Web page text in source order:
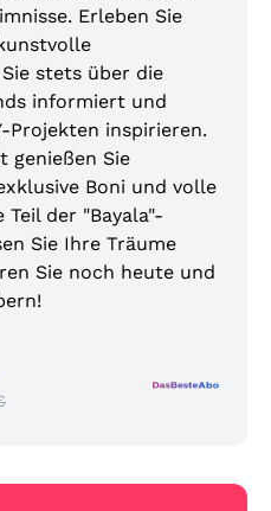
Erleben Sie
stets über die
informiert und
Projekten inspirieren.
genießen Sie
Boni und volle
der "Bayala"-
Sie Ihre Träume
Sie noch heute und